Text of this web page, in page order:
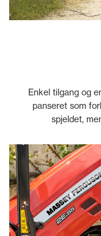
Enkel tilgang og
panseret som
spjeldet,